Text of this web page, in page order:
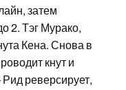
затем
2. Тэг Мурако,
Кена. Снова в
кнут и
Рид реверсирует,